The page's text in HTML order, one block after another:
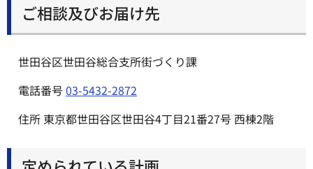
ご相談及びお届け先
世田谷区世田谷総合支所街づくり課
電話番号03-5432-2872
住所 東京都世田谷区世田谷4丁目21番27号 西棟2階